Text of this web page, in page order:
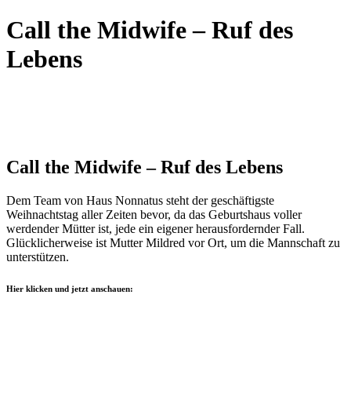
Call the Midwife – Ruf des
Lebens
Call the Midwife – Ruf des Lebens
Dem Team von Haus Nonnatus steht der geschäftigste
Weihnachtstag aller Zeiten bevor, da das Geburtshaus voller
werdender Mütter ist, jede ein eigener herausfordernder Fall.
Glücklicherweise ist Mutter Mildred vor Ort, um die Mannschaft zu
unterstützen.
Hier klicken und jetzt anschauen: